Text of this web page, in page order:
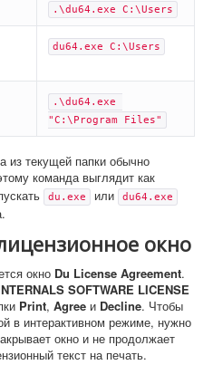
.\du64.exe C:\Users
du64.exe C:\Users
.\du64.exe
"C:\Program Files"
из текущей папки обычно
команда выглядит как
du.exe или du64.exe
окно
окно Du License Agreement.
SOFTWARE LICENSE
Print, Agree и Decline. Чтобы
в интерактивном режиме, нужно
окно и не продолжает
текст на печать.